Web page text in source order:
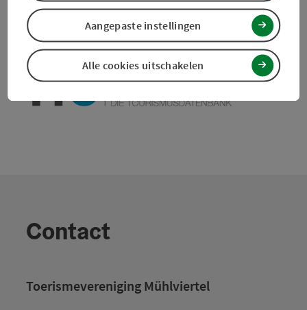
powered by TOURDATA Doe een suggestie
Contact
Toerismevereniging Mühlviertel
Alle cookies uitschakelen
Aangepaste instellingen